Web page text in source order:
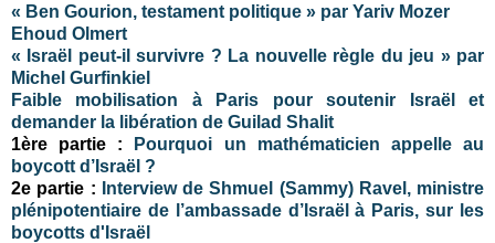
« Ben Gourion, testament politique » par Yariv Mozer
Ehoud Olmert
« Israël peut-il survivre ? La nouvelle règle du jeu » par
Michel Gurfinkiel
Faible mobilisation à Paris pour soutenir Israël et
demander la libération de Guilad Shalit
1ère partie :
Pourquoi un mathématicien appelle au
boycott d’Israël ?
2e partie :
Interview de Shmuel (Sammy) Ravel, ministre
plénipotentiaire de l’ambassade d’Israël à Paris, sur les
boycotts d'Israël